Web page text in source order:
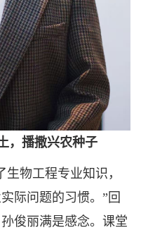
，播撒兴农种子
物工程专业知识，
际问题的习惯。”回
俊丽满是感念。课堂